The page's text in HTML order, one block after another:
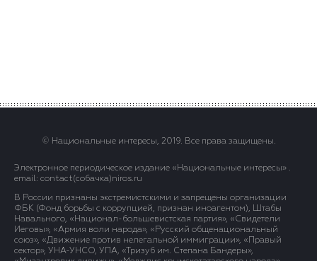
© Национальные интересы, 2019. Все права защищены.
Электронное периодическое издание «Национальные интересы» .
email: contact(сoбaчка)niros.ru
В России признаны экстремистскими и запрещены организации
ФБК (Фонд борьбы с коррупцией, признан иноагентом), Штабы
Навального, «Национал-большевистская партия», «Свидетели
Иеговы», «Армия воли народа», «Русский общенациональный
союз», «Движение против нелегальной иммиграции», «Правый
сектор», УНА-УНСО, УПА, «Тризуб им. Степана Бандеры»,